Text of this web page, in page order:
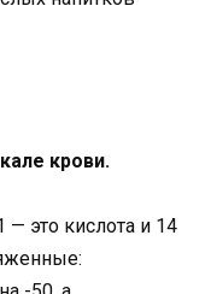
крови.
это кислота и 14